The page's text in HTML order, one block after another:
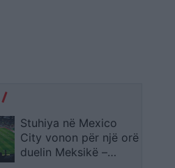
Stuhiya në Mexico
City vonon për një orë
duelin Meksikë –